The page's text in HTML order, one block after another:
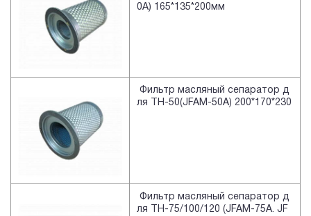
0A) 165*135*200мм
Фильтр масляный сепаратор д
ля TH-50(JFAM-50A) 200*170*230
Фильтр масляный сепаратор д
ля TH-75/100/120 (JFAM-75A. JF